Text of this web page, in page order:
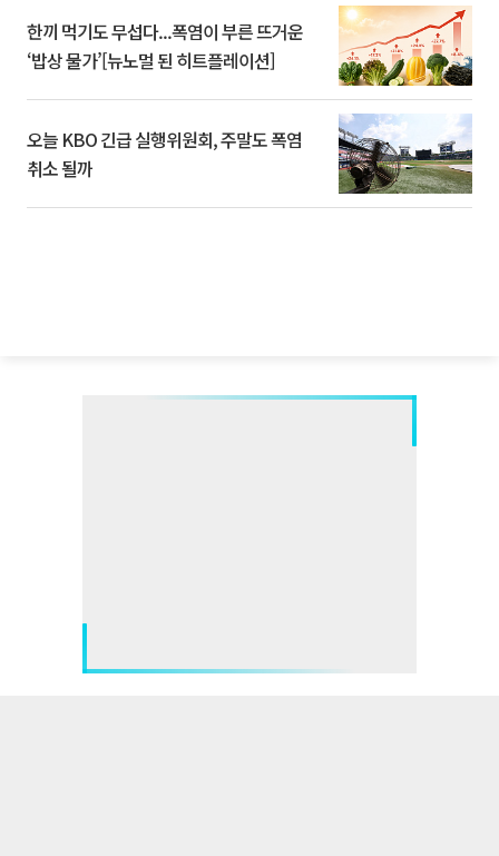
한끼 먹기도 무섭다...폭염이 부른 뜨거운
‘밥상 물가’[뉴노멀 된 히트플레이션]
오늘 KBO 긴급 실행위원회, 주말도 폭염
취소 될까